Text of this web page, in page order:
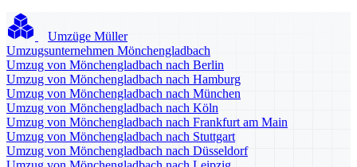
Umzüge Müller
Umzugsunternehmen Mönchengladbach
Umzug von Mönchengladbach nach Berlin
Umzug von Mönchengladbach nach Hamburg
Umzug von Mönchengladbach nach München
Umzug von Mönchengladbach nach Köln
Umzug von Mönchengladbach nach Frankfurt am Main
Umzug von Mönchengladbach nach Stuttgart
Umzug von Mönchengladbach nach Düsseldorf